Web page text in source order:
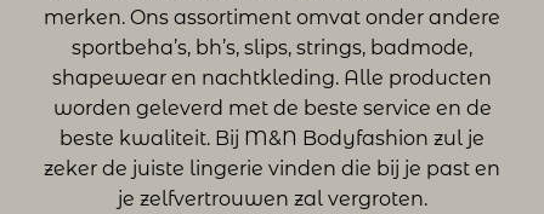
merken. Ons assortiment omvat onder andere
sportbeha’s, bh’s, slips, strings, badmode,
shapewear en nachtkleding. Alle producten
worden geleverd met de beste service en de
beste kwaliteit. Bij M&N Bodyfashion zul je
zeker de juiste lingerie vinden die bij je past en
je zelfvertrouwen zal vergroten.